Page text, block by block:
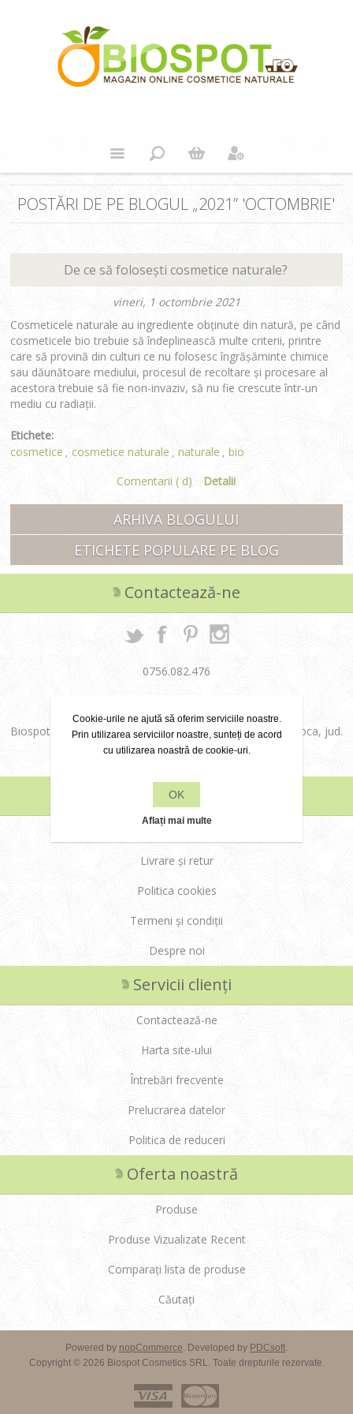
POSTĂRI DE PE BLOGUL „2021” 'OCTOMBRIE'
De ce să folosești cosmetice naturale?
vineri, 1 octombrie 2021
Cosmeticele naturale au ingrediente obținute din natură, pe când
cosmeticele bio trebuie să îndeplinească multe criterii, printre
care să provină din culturi ce nu folosesc îngrășăminte chimice
sau dăunătoare mediului, procesul de recoltare și procesare al
acestora trebuie să fie non-invaziv, să nu fie crescute într-un
mediu cu radiații.
Etichete:
cosmetice , cosmetice naturale , naturale , bio
Comentarii ( d)
Detalii
ARHIVA BLOGULUI
ETICHETE POPULARE PE BLOG
Contactează-ne
0756.082.476
Biospot Cosmetics SRL, Str. Aurel Vlaicu, nr. 36, Cluj-Napoca, jud.
Informații
Modalități de plată
Livrare și retur
Politica cookies
Termeni și condiții
Despre noi
Servicii clienți
Contactează-ne
Harta site-ului
Întrebări frecvente
Prelucrarea datelor
Politica de reduceri
Oferta noastră
Produse
Produse Vizualizate Recent
Comparați lista de produse
Căutați
Powered by nopCommerce. Developed by PDCsoft.
Copyright © 2026 Biospot Cosmetics SRL. Toate drepturile rezervate.
Cookie-urile ne ajută să oferim serviciile noastre.
Prin utilizarea serviciilor noastre, sunteți de acord
cu utilizarea noastră de cookie-uri.
OK
Aflați mai multe